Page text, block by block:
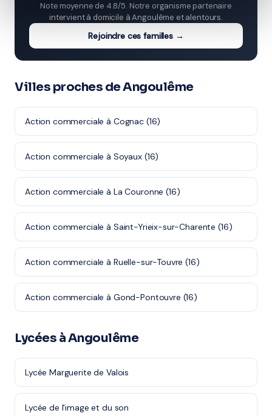
Note moyenne de 4.8/5. Notre organisme partenaire
intervient à domicile à Angoulême et alentours.
Rejoindre ces familles →
Villes proches de Angoulême
Action commerciale à Cognac (16)
Action commerciale à Soyaux (16)
Action commerciale à La Couronne (16)
Action commerciale à Saint-Yrieix-sur-Charente (16)
Action commerciale à Ruelle-sur-Touvre (16)
Action commerciale à Gond-Pontouvre (16)
Lycées à Angoulême
Lycée Marguerite de Valois
Lycée de l'image et du son